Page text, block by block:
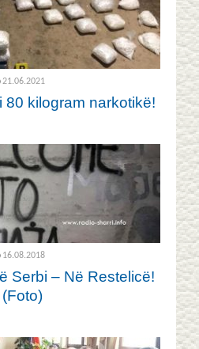
21.06.2021
80 kilogram narkotikë!
16.08.2018
Serbi – Në Restelicë!
(Foto)